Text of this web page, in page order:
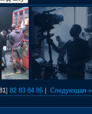
] 82 83 84 85 Следующая »